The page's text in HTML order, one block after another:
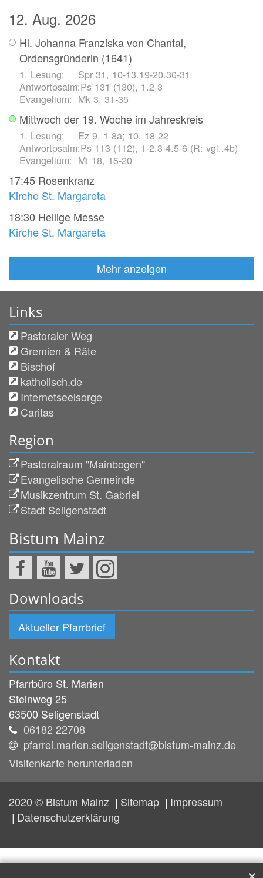
12. Aug. 2026
Hl. Johanna Franziska von Chantal,
Ordensgründerin (1641)
Spr 31, 10-13.19-20.30-31
Ps 131 (130), 1.2-3
Mk 3, 31-35
Mittwoch der 19. Woche im Jahreskreis
Ez 9, 1-8a; 10, 18-22
Ps 113 (112), 1-2.3-4.5-6 (R: vgl..4b)
Mt 18, 15-20
17:45 Rosenkranz
Kirche St. Margareta
18:30 Heilige Messe
Kirche St. Margareta
Mehr anzeigen
Links
Pastoraler Weg
Gremien & Räte
Bischof
katholisch.de
Internetseelsorge
Caritas
Region
Pastoralraum "Mainbogen"
Evangelische Gemeinde
Musikzentrum St. Gabriel
Stadt Seligenstadt
Bistum Mainz
Downloads
Aktueller Pfarrbrief
Kontakt
Pfarrbüro St. Marien
Steinweg 25
63500 Seligenstadt
06182 22708
pfarrei.marien.seligenstadt@bistum-mainz.de
Visitenkarte herunterladen
2020 © Bistum Mainz Sitemap
Impressum
Datenschutzerklärung